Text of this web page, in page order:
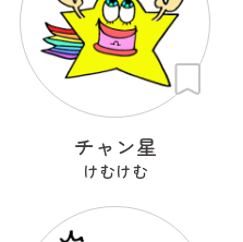
チャン星
けむけむ